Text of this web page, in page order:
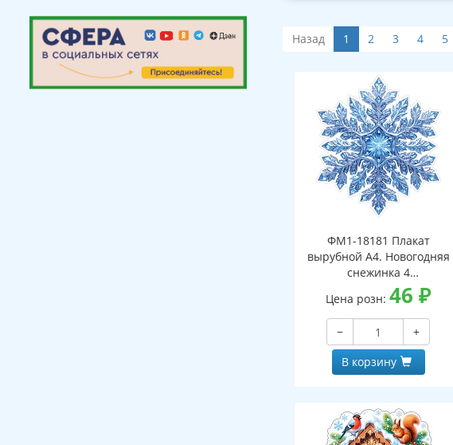
Назад 1 2 3 4 5
ФМ1-18181 Плакат
вырубной А4. Новогодняя
снежинка 4
(двухсторонний, ВД-лак)
Цена розн:46₽
−
+
В корзину